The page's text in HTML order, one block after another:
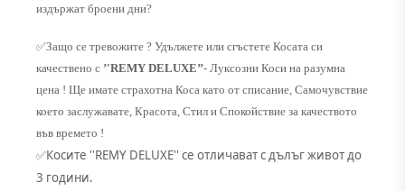
издържат броени дни?
✅Защо се тревожите ? Удължете или сгъстете Косата си
качествено с ’'REMY DELUXE’’- Луксозни Коси на разумна
цена ! Ще имате страхотна Коса като от списание, Самочувствие
което заслужавате, Красота, Стил и Спокойствие за качеството
във времето !
✅Косите ''REMY DELUXE'' се отличават с дълъг живот до
3 години.